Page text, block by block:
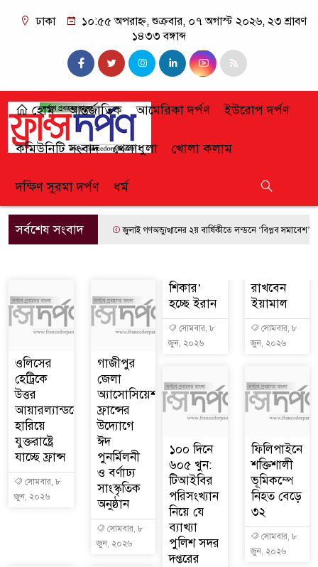
ঢাকা
১০:৫৫ অপরাহ্ন, শুক্রবার, ০৭ অগাস্ট ২০২৬, ২৩ শ্রাবণ
১৪৩৩ বঙ্গাব্দ
হোম আন্তর্জাতিক আমেরিকা দর্পণ ইউরোপ দর্পণ
কমিউনিটি সংবাদ খেলাধুলা খোলা কলাম
দক্ষিণ সুরমা দর্পণ ধর্ম
সর্বশেষ সংবাদ জুলাই গণঅভ্যুত্থানের ২য় বার্ষিকীতে লন্ডনে ‘বিপ্লব সমাবেশ’
ওলিসের
হেট্রিকে
উত্তর
আয়ারল্যান্ডকে
হারিয়ে
যুক্তরাষ্ট্রে
যাচ্ছে ফ্রান্স
সোমবার, ৮
জুন, ২০২৬
গাজীপুর
জেলা
অ্যাসোসিয়েশন
ফ্রান্সের
উদ্যোগে
ঈদ
পুনর্মিলনী
ও বর্ণাঢ্য
সাংস্কৃতিক
অনুষ্ঠান
সোমবার, ৮
জুন, ২০২৬
শিকার’
হচ্ছে ইরান
সোমবার, ৮
জুন, ২০২৬
রাখবেন
ইয়ামাল
সোমবার, ৮
জুন, ২০২৬
১০০ দিনে
৬০৫ খুন:
টিআইবির
পরিসংখ্যান
নিয়ে যে
ব্যাখ্যা
পুলিশ সদর
দপ্তরের
ফিলিপাইনে
শক্তিশালী
ভূমিকম্পে
নিহত বেড়ে
৩২
সোমবার, ৮
জুন, ২০২৬